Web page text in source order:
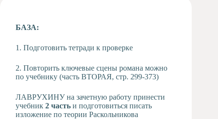
Тьюторская
БАЗА:
1. Подготовить тетради к проверке
2. Повторить ключевые сцены романа можно
по учебнику (часть ВТОРАЯ, стр. 299-373)
ЛАВРУХИНУ на зачетную работу принести
учебник 2 часть и подготовиться писать
изложение по теории Раскольникова